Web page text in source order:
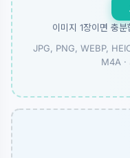
이미지 1장이면 충
JPG, PNG, WEBP,
M4A ·